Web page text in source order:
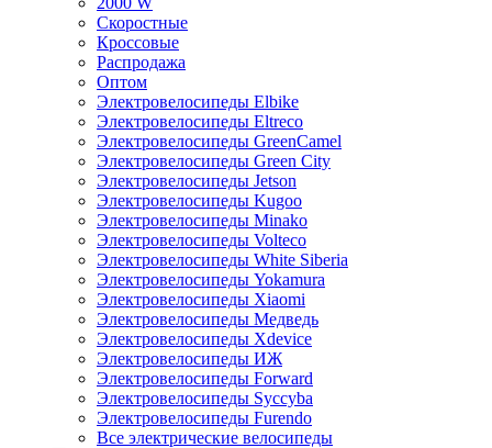
Скоростные
Кроссовые
Распродажа
Оптом
Электровелосипеды Elbike
Электровелосипеды Eltreco
Электровелосипеды GreenCamel
Электровелосипеды Green City
Электровелосипеды Jetson
Электровелосипеды Kugoo
Электровелосипеды Minako
Электровелосипеды Volteco
Электровелосипеды White Siberia
Электровелосипеды Yokamura
Электровелосипеды Xiaomi
Электровелосипеды Медведь
Электровелосипеды Xdevice
Электровелосипеды ИЖ
Электровелосипеды Forward
Электровелосипеды Syccyba
Электровелосипеды Furendo
Все электрические велосипеды